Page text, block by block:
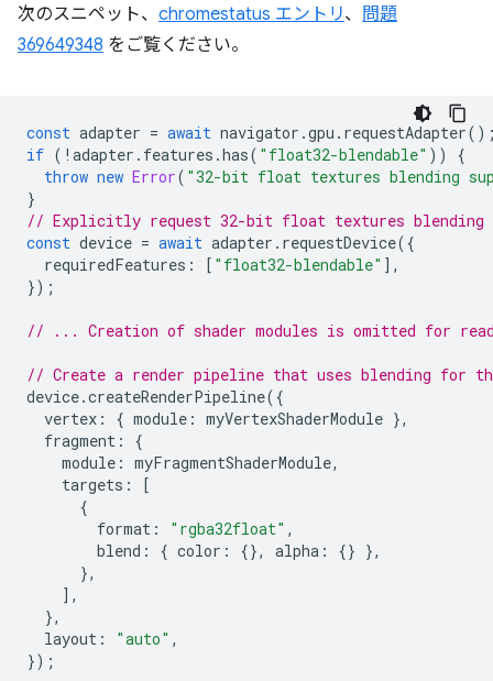
次のスニペット、 chromestatus エントリ、 問題
369649348 をご覧ください。
const adapter = await navigator .gpu . requestAdapter
if ( ! adapter . features .has( "float32-blendable" ))
{
throw new Error( "32-bit float textures blending
}
// Explicitly request 32-bit float textures blending
const device = await adapter . requestDevice({
requiredFeatures : [ "float32-blendable" ],
});
// ... Creation of shader modules is omitted for
// Create a render pipeline that uses blending for
device.createRenderPipeline({
vertex : { module : myVertexShaderModule },
fragment :
{
module : myFragmentShaderModule,
targets :
[
{
format : "rgba32float" ,
blend : { color : {}, alpha : {} },
},
],
},
layout : "auto" ,
});